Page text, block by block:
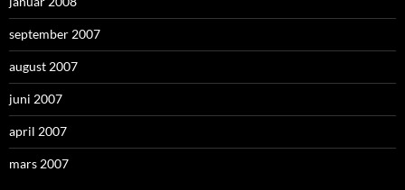
september 2007
august 2007
juni 2007
april 2007
mars 2007